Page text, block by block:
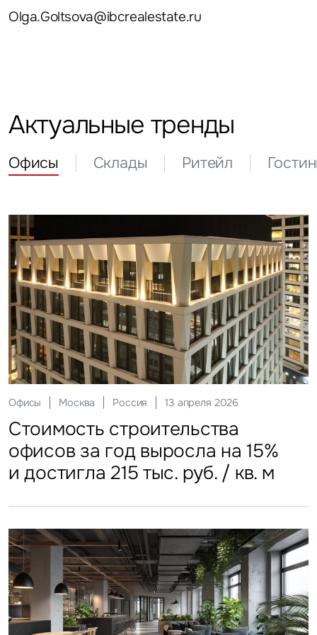
Olga.Goltsova@ibcrealestate.ru
Актуальные тренды
Офисы Склады Ритейл
Офисы Москва Россия 13 апреля 2026
Стоимость строительства
офисов за год выросла на 15%
и достигла 215 тыс. руб. / кв. м
Склады Москва Россия 12 мая 2026
Стоимость строительства
складских объектов практически
остановила рост
Ритейл Москва Россия 20 июля 2026
Более трети россиян
еженедельно покупают готовую
еду
Гостиницы Москва Россия 27 июля 2026
Столичные отели стали
доступнее
Инвестиции Москва Россия 29 мая 2026
ЗПИФы недвижимости
замедлили темп